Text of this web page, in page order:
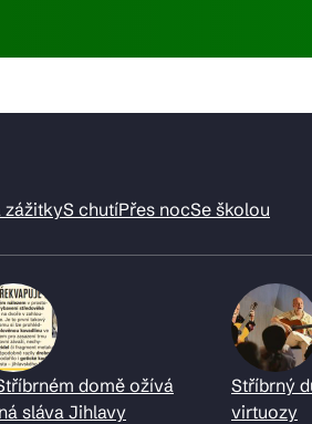
EN DE
© 2026 Brána Jihlavy
zážitkyS chutíPřes nocSe školou
domě ožívá
sláva Jihlavy
Stříbrný
virtuozy